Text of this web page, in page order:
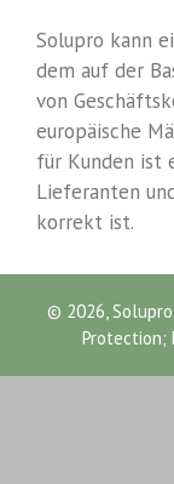
Solupro kann
dem auf der
von
europäische
für Kunden ist
Lieferanten
korrekt ist.
© 2026,
Protection;